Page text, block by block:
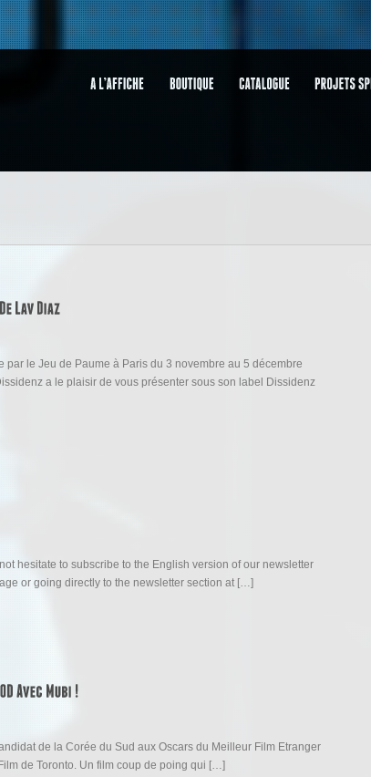
par le Jeu de Paume à Paris du 3 novembre au 5 décembre
a le plaisir de vous présenter sous son label Dissidenz
hesitate to subscribe to the English version of our newsletter
or going directly to the newsletter section at […]
de la Corée du Sud aux Oscars du Meilleur Film Etranger
de Toronto. Un film coup de poing qui […]